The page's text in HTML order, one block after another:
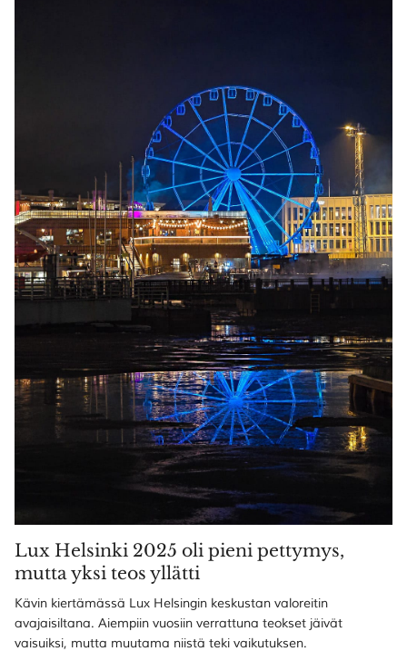
Lux Helsinki 2025 oli pieni pettymys,
mutta yksi teos yllätti
Kävin kiertämässä Lux Helsingin keskustan valoreitin
avajaisiltana. Aiempiin vuosiin verrattuna teokset jäivät
vaisuiksi, mutta muutama niistä teki vaikutuksen.